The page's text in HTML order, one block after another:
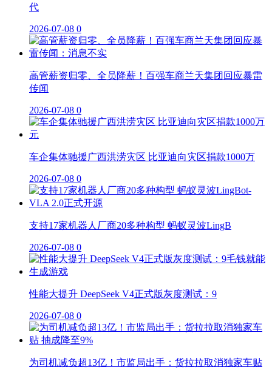
代
2026-07-08 0
高管薪资归零、全员降薪！百强车商兰天集团回应暴雷
传闻
2026-07-08 0
车企集体驰援广西洪涝灾区 比亚迪向灾区捐款1000万
2026-07-08 0
支持17家机器人厂商20多种构型 蚂蚁灵波LingB
2026-07-08 0
性能大提升 DeepSeek V4正式版灰度测试：9
2026-07-08 0
为司机减负超13亿！市监局出手：货拉拉取消独家车贴